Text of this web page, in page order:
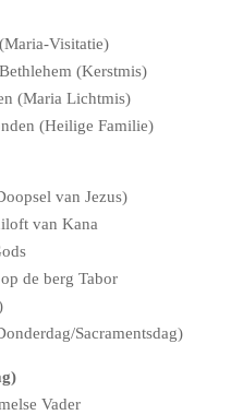
Visitatie)
(Kerstmis)
(Maria Lichtmis)
(Heilige Familie)
van Jezus)
van Kana
de berg Tabor
Sacramentsdag)
Vader